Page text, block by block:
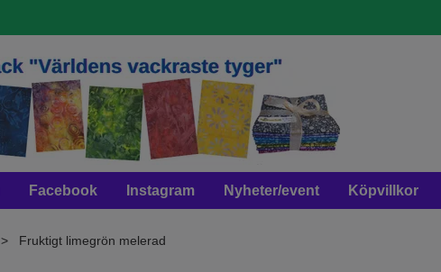
Facebook Instagram Nyheter/event Köpvillkor
Fruktigt limegrön melerad